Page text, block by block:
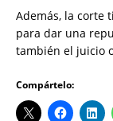
Además, la corte
para dar una
también el juicio
Compártelo: